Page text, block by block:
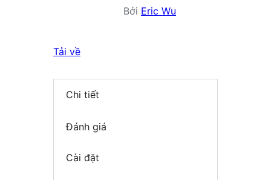
Bởi Eric Wu
Tải về
Chi tiết
Đánh giá
Cài đặt